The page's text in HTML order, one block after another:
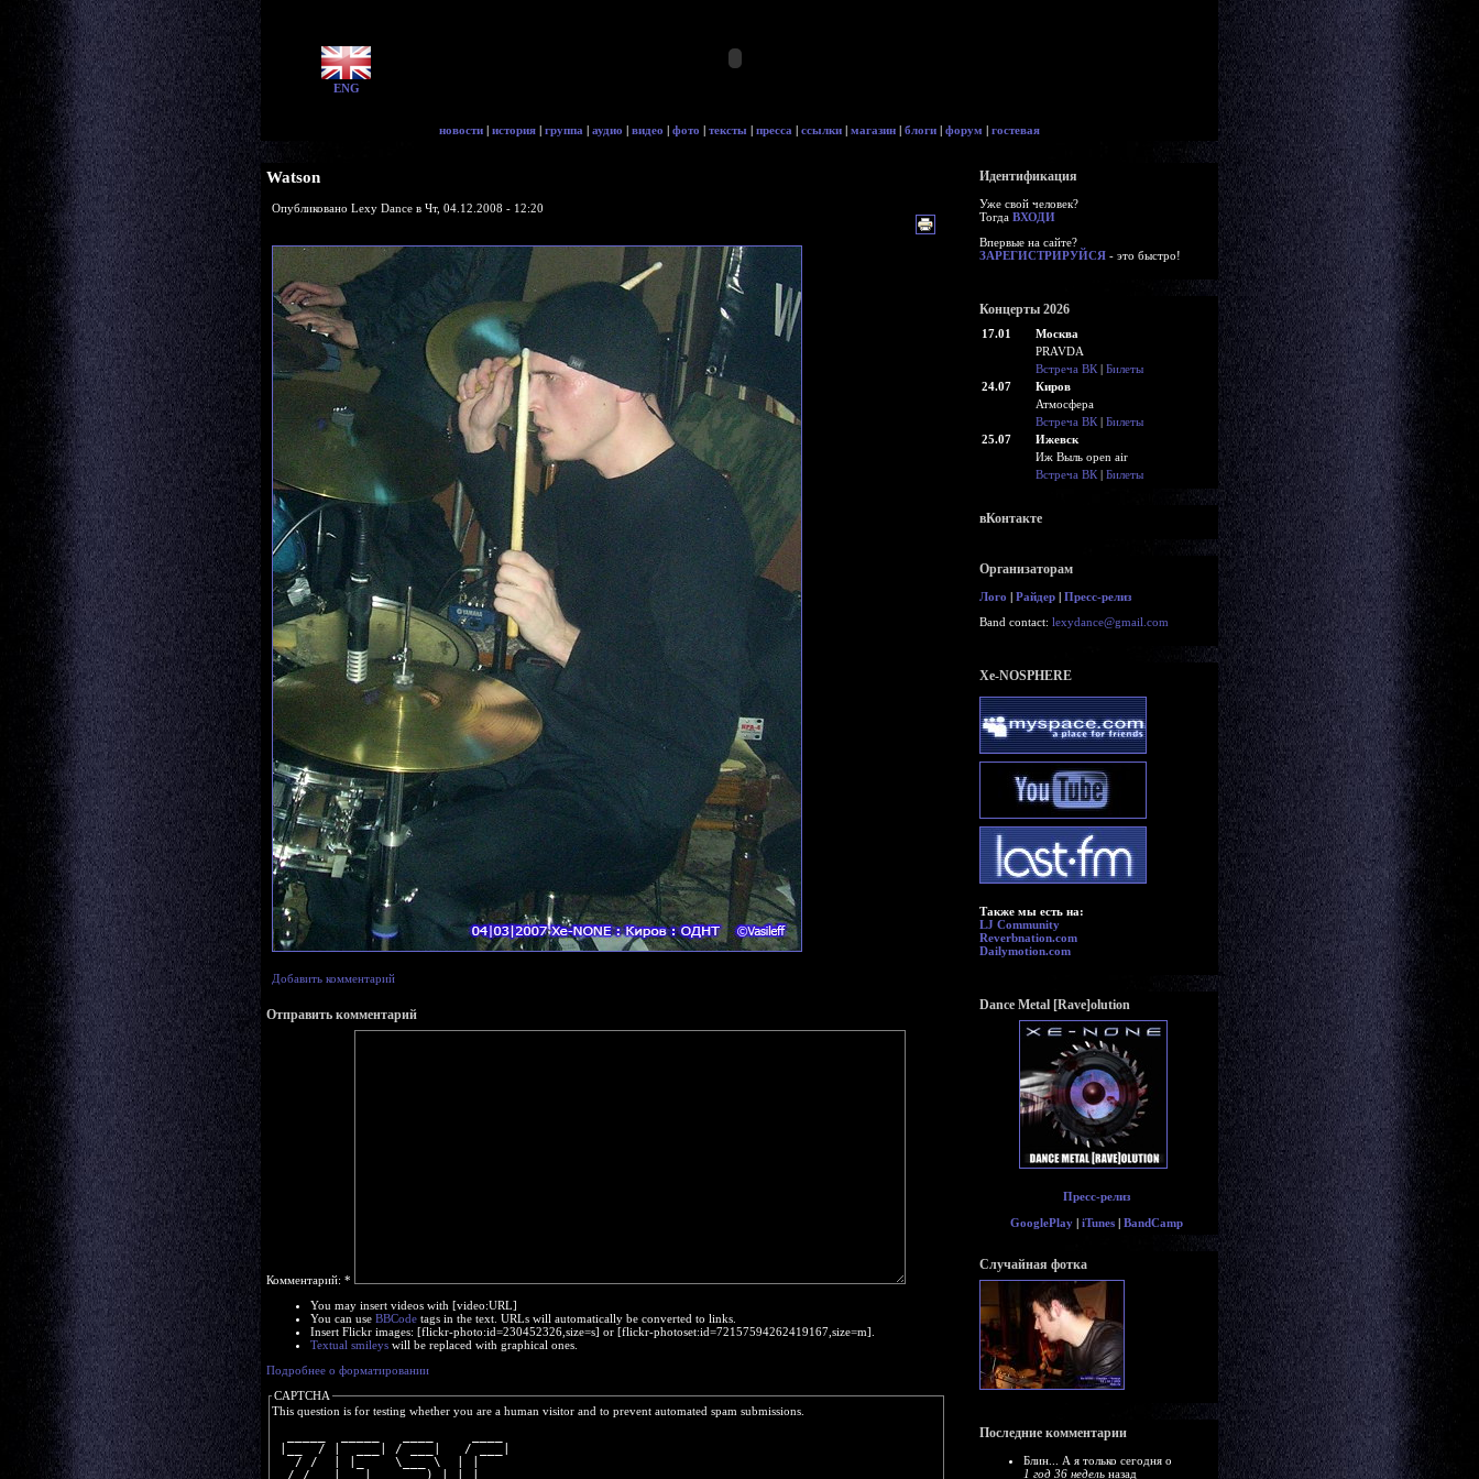
ENG
новости | история | группа | аудио | видео | фото | тексты | пресса | ссылки | магазин | блоги | форум | гостевая
Watson
Опубликовано Lexy Dance в Чт, 04.12.2008 - 12:20
Добавить комментарий
Отправить комментарий
Комментарий: *
You may insert videos with [video:URL]
You can use BBCode tags in the text. URLs will automatically be converted to links.
Insert Flickr images: [flickr-photo:id=230452326,size=s] or [flickr-photoset:id=72157594262419167,size=m].
Textual smileys will be replaced with graphical ones.
Подробнее о форматировании
CAPTCHA
This question is for testing whether you are a human visitor and to prevent automated spam submissions.
|__  / |  ___| / ___|   / ___|
   / /  | |_    \___ \  | |
  / /_  |  _|    ___) | | |___
Идентификация
Уже свой человек?
Тогда ВХОДИ
Впервые на сайте?
ЗАРЕГИСТРИРУЙСЯ - это быстро!
Концерты 2026
17.01
Москва
PRAVDA
Встреча ВК | Билеты
24.07
Киров
Атмосфера
Встреча ВК | Билеты
25.07
Ижевск
Иж Выль open air
Встреча ВК | Билеты
вКонтакте
Организаторам
Лого | Райдер | Пресс-релиз
Band contact: lexydance@gmail.com
Xe-NOSPHERE
Также мы есть на:
LJ Community
Reverbnation.com
Dailymotion.com
Dance Metal [Rave]olution
Пресс-релиз
GooglePlay| iTunes| BandCamp
Случайная фотка
Последние комментарии
Блин... А я только сегодня о
1 год 36 недель назад